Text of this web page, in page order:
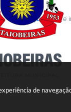
de
Clique aquie